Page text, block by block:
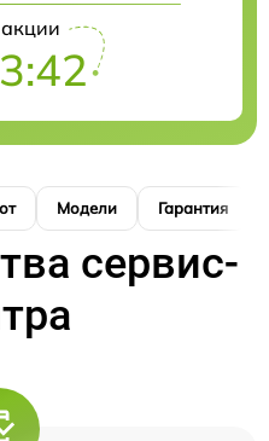
Модели Гарантия
сервис-